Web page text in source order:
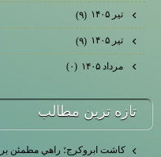
تیر ۱۴۰۵ (۹)
تیر ۱۴۰۵ (۹)
مرداد ۱۴۰۵ (۰)
تازه ترين مطالب
كاشت ابرو‌كرج؛ راهي مطمئن